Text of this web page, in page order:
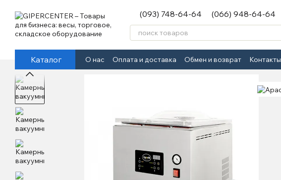
(093) 748-64-64 (066) 948-64-64
Каталог О нас Оплата и доставка Обмен и возврат Контакты